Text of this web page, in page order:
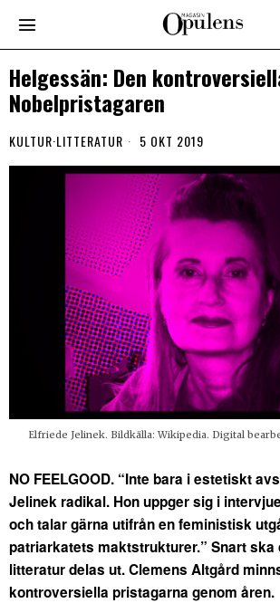
Helgessän: Den
Nobelpristagaren
KULTUR·LITTERATUR 5 OKT 2019
Elfriede Jelinek. Bildkälla: Wikipedia. Digital
NO FEELGOOD. “Inte bara i estetiskt
Jelinek radikal. Hon uppger sig i
och talar gärna utifrån en feministisk
patriarkatets maktstrukturer.” Snart ska
litteratur delas ut. Clemens Altgård
kontroversiella pristagarna genom åren.